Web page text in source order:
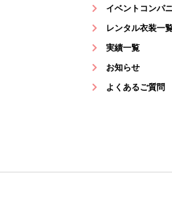
イベントコンパ
レンタル衣装一
実績一覧
お知らせ
よくあるご質問